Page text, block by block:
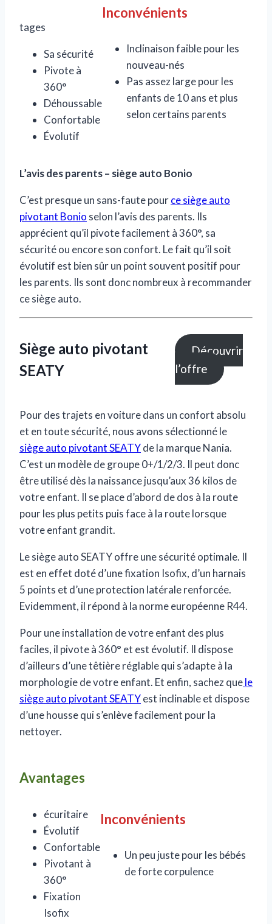
tages
Sa sécurité
Pivote à
360°
Déhoussable
Confortable
Évolutif
Inconvénients
Inclinaison faible pour les
nouveau-nés
Pas assez large pour les
enfants de 10 ans et plus
selon certains parents
L’avis des parents – siège auto Bonio
C’est presque un sans-faute pource siège auto
pivotant Bonio selon l’avis des parents. Ils
apprécient qu’il pivote facilement à 360°, sa
sécurité ou encore son confort. Le fait qu’il soit
évolutif est bien sûr un point souvent positif pour
les parents. Ils sont donc nombreux à recommander
ce siège auto.
Siège auto pivotant
SEATY
Découvrir
l’offre
Pour des trajets en voiture dans un confort absolu
et en toute sécurité, nous avons sélectionné le
siège auto pivotant SEATYde la marque Nania.
C’est un modèle de groupe 0+/1/2/3. Il peut donc
être utilisé dès la naissance jusqu’aux 36 kilos de
votre enfant. Il se place d’abord de dos à la route
pour les plus petits puis face à la route lorsque
votre enfant grandit.
Le siège auto SEATY offre une sécurité optimale. Il
est en effet doté d’une fixation Isofix, d’un harnais
5 points et d’une protection latérale renforcée.
Evidemment, il répond à la norme européenne R44.
Pour une installation de votre enfant des plus
faciles, il pivote à 360° et est évolutif. Il dispose
d’ailleurs d’une têtière réglable qui s’adapte à la
morphologie de votre enfant. Et enfin, sachez quele
siège auto pivotant SEATYest inclinable et dispose
d’une housse qui s’enlève facilement pour la
nettoyer.
Avantages
écuritaire
Évolutif
Confortable
Pivotant à
360°
Fixation
Isofix
Inconvénients
Un peu juste pour les bébés
de forte corpulence